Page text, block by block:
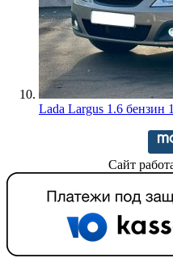
Lada Largus 1.6 бензин
Сайт